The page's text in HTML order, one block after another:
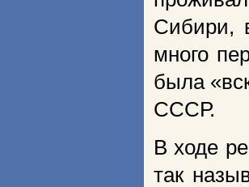
Сибири,
много
была
СССР.
В ходе
так